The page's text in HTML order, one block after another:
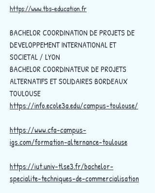
https://www.tbs-education.fr
BACHELOR COORDINATION DE PROJETS DE
DEVELOPPEMENT INTERNATIONAL ET
SOCIETAL / LYON
BACHELOR COORDINATEUR DE PROJETS
ALTERNATIFS ET SOLIDAIRES BORDEAUX
TOULOUSE
https://info.ecole3a.edu/campus-toulouse/
https://www.cfa-campus-
igs.com/formation-alternance-toulouse
https://iut.univ-tlse3.fr/bachelor-
specialite-techniques-de-commercialisation